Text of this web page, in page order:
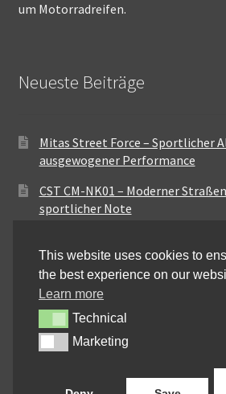
um Motorradreifen.
Neueste Beiträge
Mitas Street Force – Sportlicher
ausgewogener Performance
CST CM-NK01 – Moderner
sportlicher Note
Maxxis MA-ST3 –
für vielseitige Einsätze
Pirelli City Demon –
Alltag
Metzeler Perfect ME77 –
Straßenperformance
This website uses cookies to
the best experience on our
Learn more
TechnicalTechnical
MarketingMarketing